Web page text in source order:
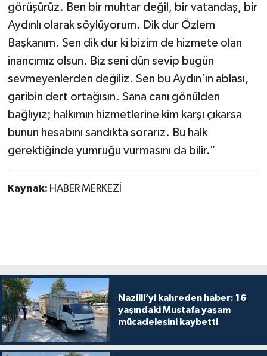
görüşürüz. Ben bir muhtar değil, bir vatandaş, bir
Aydınlı olarak söylüyorum. Dik dur Özlem
Başkanım. Sen dik dur ki bizim de hizmete olan
inancımız olsun. Biz seni dün sevip bugün
sevmeyenlerden değiliz. Sen bu Aydın’ın ablası,
garibin dert ortağısın. Sana canı gönülden
bağlıyız; halkımın hizmetlerine kim karşı çıkarsa
bunun hesabını sandıkta sorarız. Bu halk
gerektiğinde yumruğu vurmasını da bilir.”
Kaynak: HABER MERKEZİ
Nazilli’yi kahreden haber: 16
yaşındaki Mustafa yaşam
mücadelesini kaybetti